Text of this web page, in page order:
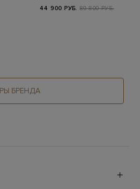
44 900 РУБ. 89 800 РУБ.
БРЕНДА